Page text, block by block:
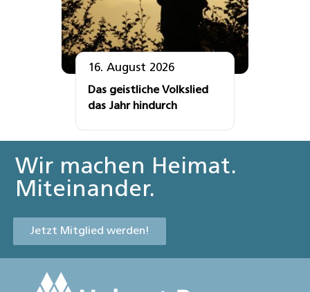
16. August 2026
Das geistliche Volkslied
das Jahr hindurch
Wir machen Heimat.
Miteinander.
Jetzt Mitglied werden!